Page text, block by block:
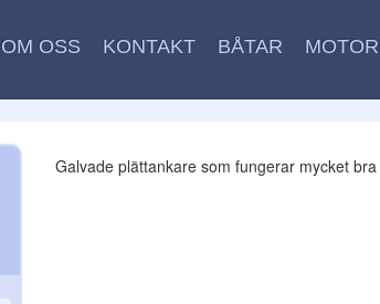
OM OSS KONTAKT BÅTAR
Galvade plättankare som fungerar mycket